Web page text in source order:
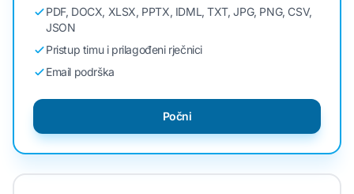
PDF, DOCX, XLSX, PPTX, IDML, TXT, JPG, PNG, CSV,
JSON
Pristup timu i prilagođeni rječnici
Email podrška
Počni